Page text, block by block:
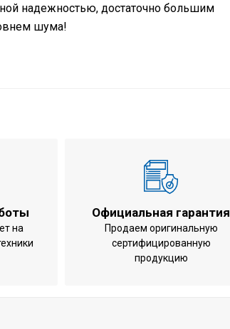
надежностью, достаточно большим
шума!
кВт
кВт
на
Официальная гарантия
Продаем оригинальную
сертифицированную
продукцию